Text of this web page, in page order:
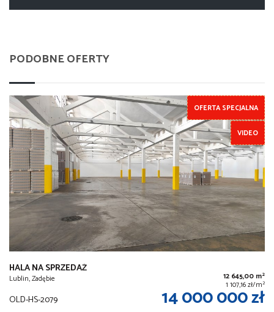
PODOBNE OFERTY
OFERTA SPECJALNA
VIDEO
HALA NA SPRZEDAŻ
Lublin, Zadębie 12 645,00 m2
1 107,16 zł/m2
OLD-HS-2079 14 000 000 zł